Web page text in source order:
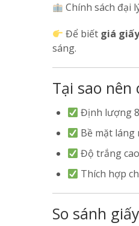
Chính sách đại
Để biết giá
sáng.
Tại sao nên
Định lượng
Bề mặt láng
Độ trắng
Thích hợp
So sánh